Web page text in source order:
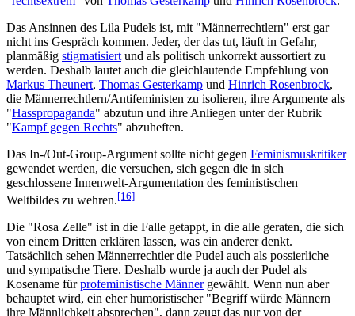
Das Ansinnen des Lila Pudels ist, mit "Männerrechtlern" erst gar
nicht ins Gespräch kommen. Jeder, der das tut, läuft in Gefahr,
planmäßig stigmatisiert und als politisch unkorrekt aussortiert zu
werden. Deshalb lautet auch die gleichlautende Empfehlung von
Markus Theunert, Thomas Gesterkamp und Hinrich Rosenbrock,
die Männerrechtlern/Antifeministen zu isolieren, ihre Argumente als
"Hasspropaganda" abzutun und ihre Anliegen unter der Rubrik
"Kampf gegen Rechts" abzuheften.
Das In-/Out-Group-Argument sollte nicht gegen Feminismuskritiker
gewendet werden, die versuchen, sich gegen die in sich
geschlossene Innenwelt-Argumentation des feministischen
Weltbildes zu wehren.[16]
Die "Rosa Zelle" ist in die Falle getappt, in die alle geraten, die sich
von einem Dritten erklären lassen, was ein anderer denkt.
Tatsächlich sehen Männerrechtler die Pudel auch als possierliche
und sympatische Tiere. Deshalb wurde ja auch der Pudel als
Kosename fürprofeministische Männergewählt. Wenn nun aber
behauptet wird, ein eher humoristischer "Begriff würde Männern
ihre Männlichkeit absprechen", dann zeugt das nur von der